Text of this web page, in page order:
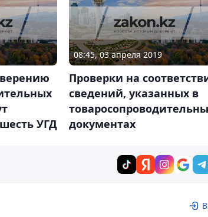
УГД
08:45, 03 апреля 2019
Проверки на
сведений, указанных в
документах